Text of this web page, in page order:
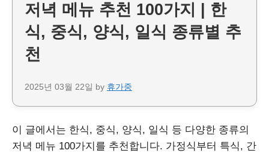
저녁 메뉴 추천 100가지 | 한
식, 중식, 양식, 일식 종류별 추
천
2025년 03월 22일 by 휴가중
이 글에서는 한식, 중식, 양식, 일식 등 다양한 종류의
저녁 메뉴 100가지를 추천합니다. 가정식부터 특식, 간